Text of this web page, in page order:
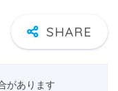
があります